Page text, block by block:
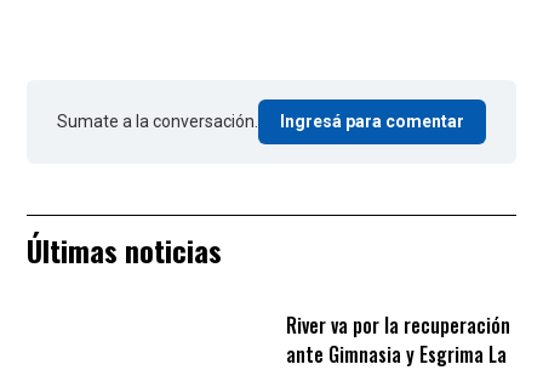
Sumate a la conversación. Ingresá para comentar
Últimas noticias
River va por la recuperación
ante Gimnasia y Esgrima La